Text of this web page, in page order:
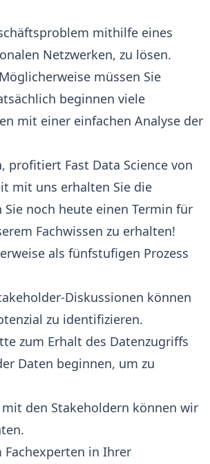
mithilfe eines
Netzwerken, zu lösen.
müssen Sie
beginnen viele
mit einer einfachen Analyse der
profitiert Fast Data Science von
mit uns erhalten Sie die
noch heute einen Termin für
Fachwissen zu erhalten!
als fünfstufigen Prozess
Diskussionen können
zu identifizieren.
zum Erhalt des Datenzugriffs
Daten beginnen, um zu
den Stakeholdern können wir
in Ihrer